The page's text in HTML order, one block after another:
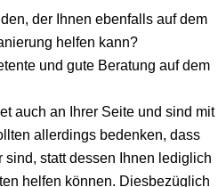
der Ihnen ebenfalls auf dem
helfen kann?
und gute Beratung auf dem
auch an Ihrer Seite und sind mit
allerdings bedenken, dass
statt dessen Ihnen lediglich
helfen können. Diesbezüglich